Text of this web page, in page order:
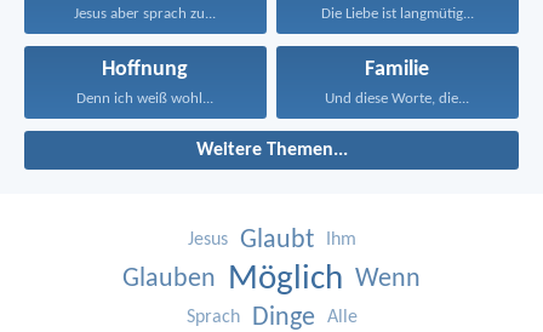
Jesus aber sprach zu... Die Liebe ist langmütig...
Hoffnung
Denn ich weiß wohl...
Familie
Und diese Worte, die...
Weitere Themen...
Jesus Glaubt Ihm
Glauben Möglich Wenn
Sprach Dinge Alle